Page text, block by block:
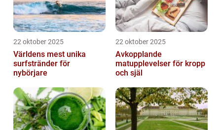
22 oktober 2025
Världens mest unika
surfstränder för
nybörjare
22 oktober 2025
Avkopplande
matupplevelser för kropp
och själ